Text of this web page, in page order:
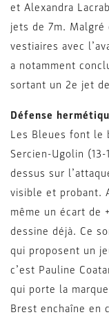
et Alexandra
jets de 7m.
vestiaires avec
a notamment
sortant un 2e jet
Défense
Les Bleues font le
Sercien-Ugolin
dessus sur
visible et probant.
même un écart de
dessine déjà. Ce
qui proposent un
c’est Pauline
qui porte la
Brest enchaîne en